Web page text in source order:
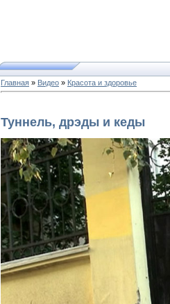
Главная » Видео » Красота и здоровье
Туннель, дрэды и кеды